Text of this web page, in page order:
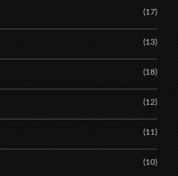
(17)
(13)
(18)
(12)
(11)
(10)